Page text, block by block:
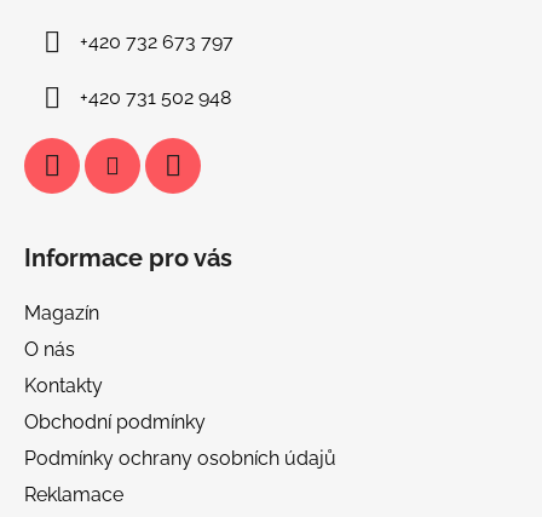
+420 732 673 797
+420 731 502 948
Informace pro vás
Magazín
O nás
Kontakty
Obchodní podmínky
Podmínky ochrany osobních údajů
Reklamace